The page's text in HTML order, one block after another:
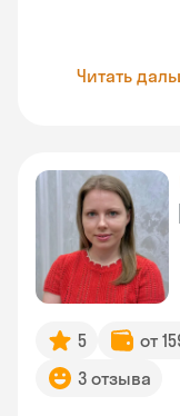
Читать
5 от
3 отзыва